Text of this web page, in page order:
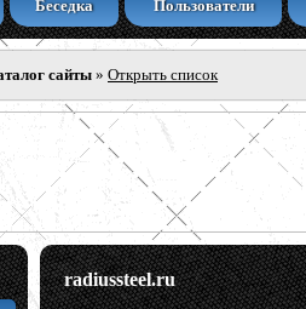
Беседка Пользователи
сайты » Открыть список
radiussteel.ru